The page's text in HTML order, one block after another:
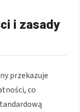
i zasady
przekazuje
co